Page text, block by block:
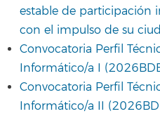
estable de participación
con el impulso de su
Convocatoria Perfil
Informático/a I
Convocatoria Perfil
Informático/a II